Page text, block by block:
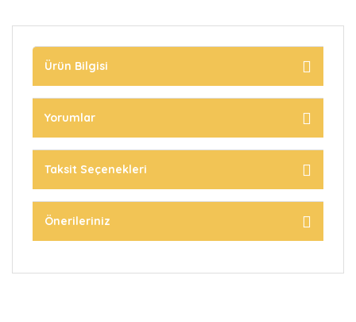
Ürün Bilgisi
Yorumlar
Taksit Seçenekleri
Önerileriniz